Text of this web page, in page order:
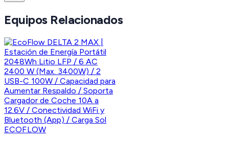
Equipos Relacionados
ECOFLOW